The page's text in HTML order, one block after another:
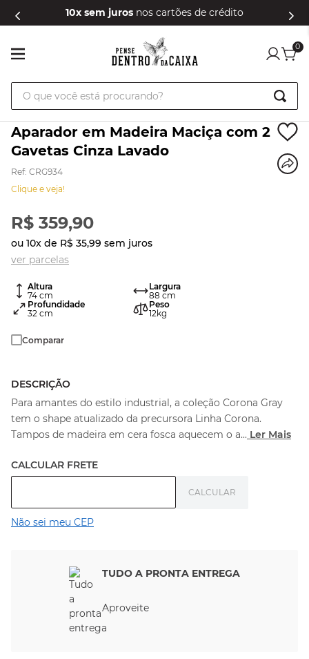
10x sem juros nos cartões de crédito
0
O que você está procurando?
Aparador em Madeira Maciça com 2
Gavetas Cinza Lavado
Ref: CRG934
Clique e veja!
R$ 359,90
ou 10x de R$ 35,99 sem juros
ver parcelas
Altura
74 cm
Largura
88 cm
Profundidade
32 cm
Peso
12kg
Comparar
DESCRIÇÃO
Para amantes do estilo industrial, a coleção Corona Gray
tem o shape atualizado da precursora Linha Corona.
Tampos de madeira em cera fosca aquecem o a... Ler Mais
Não sei meu CEP
TUDO A PRONTA ENTREGA
Aproveite